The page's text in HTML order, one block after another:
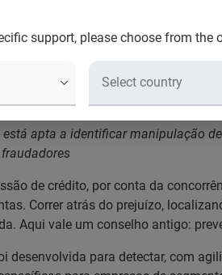
support, please choose from
a detecção de
apta a identificar manipulação
de crédito, por conta da
Correr atrás do prejuízo,
Aqui vale um conselho antigo:
desenvolvida para detectar, com